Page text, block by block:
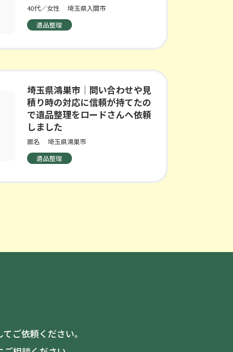
40代／女性
埼玉県入間市
遺品整理
埼玉県鴻巣市｜問い合わせや見
積り時の対応に信頼が持てたの
で遺品整理をロードさんへ依頼
しました
匿名
埼玉県鴻巣市
遺品整理
ご依頼ください。